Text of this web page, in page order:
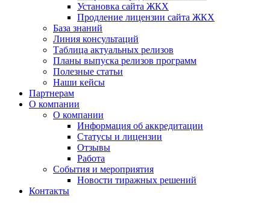
Установка сайта ЖКХ
Продление лицензии сайта ЖКХ
База знаний
Линия консультаций
Таблица актуальных релизов
Планы выпуска релизов программ
Полезные статьи
Наши кейсы
Партнерам
О компании
О компании
Информация об аккредитации
Статусы и лицензии
Отзывы
Работа
События и мероприятия
Новости тиражных решений
Контакты